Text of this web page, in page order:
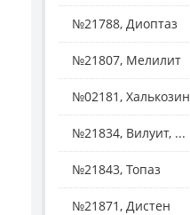
№21788, Диоптаз
№21807, Мелилит
№02181, Халькозин
№21834, Вилуит, ...
№21843, Топаз
№21871, Дистен